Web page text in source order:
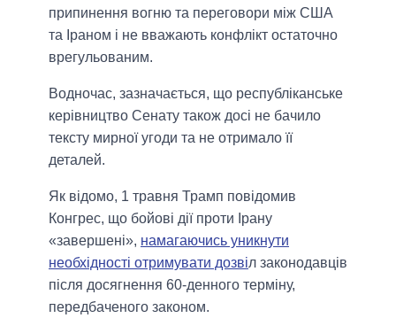
припинення вогню та переговори між США
та Іраном і не вважають конфлікт остаточно
врегульованим.
Водночас, зазначається, що республіканське
керівництво Сенату також досі не бачило
тексту мирної угоди та не отримало її
деталей.
Як відомо, 1 травня Трамп повідомив
Конгрес, що бойові дії проти Ірану
«завершені», намагаючись уникнути
необхідності отримувати дозвіл законодавців
після досягнення 60-денного терміну,
передбаченого законом.